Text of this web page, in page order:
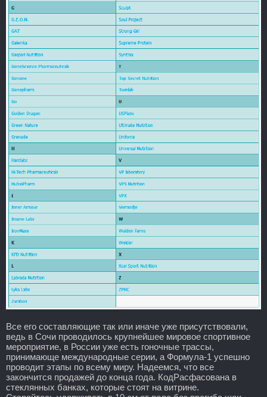
Все его составляющие так или иначе уже присутствовали,
ведь в Сочи проводилось крупнейшее мировое спортивное
мероприятие, в России уже есть гоночные трассы,
принимающе международные серии, а Формула-1 успешно
проводит этапы по всему миру. Надеемся, что все
закончится продажей до конца года. КодРасфасована в
стеклянных банках, которые стоят на витрине.